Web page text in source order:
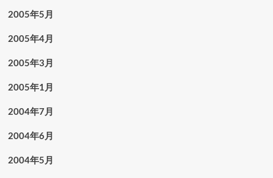
2005年5月
2005年4月
2005年3月
2005年1月
2004年7月
2004年6月
2004年5月